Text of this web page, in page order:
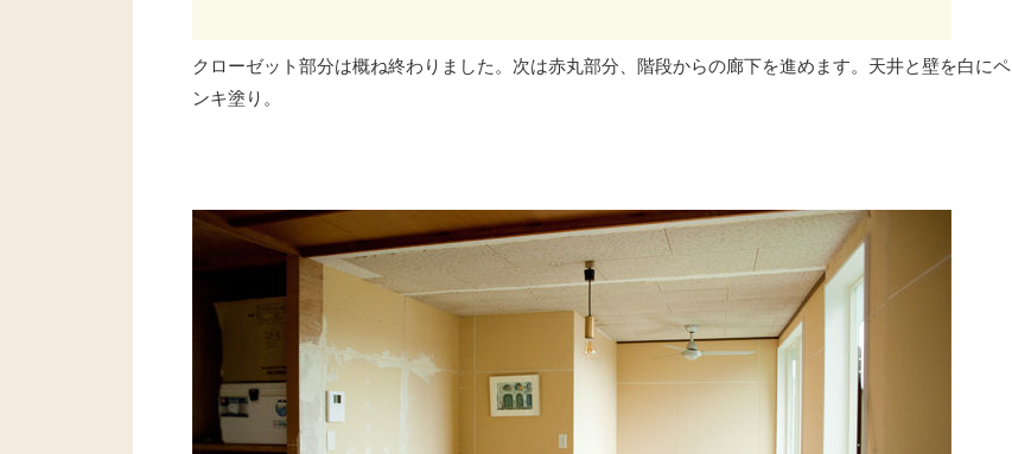
クローゼット部分は概ね終わりました。次は赤丸部分、階段からの廊下を進めます。天井と壁を白にペ
ンキ塗り。